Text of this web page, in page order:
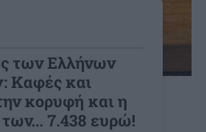
των Ελλήνων
Καφές και
κορυφή και η
7.438 ευρώ!